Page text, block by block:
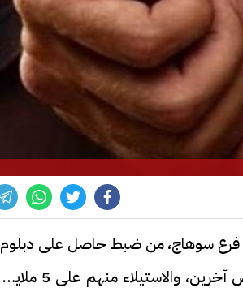
فرع سوهاج، من ضبط حاصل على دبلوم
يبلغ من العمر 37 سنة، وذلك بتهمة النصب على مهندس و3 أشخاص آخرين، والاستيلاء منهم على 5 ملايين